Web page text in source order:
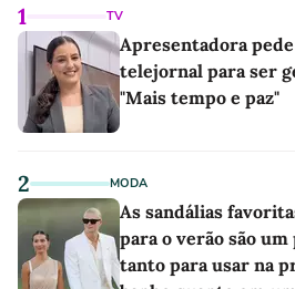
1 TV
Apresentadora
telejornal para ser
"Mais tempo e paz"
2 MODA
As sandálias
para o verão são
tanto para usar na